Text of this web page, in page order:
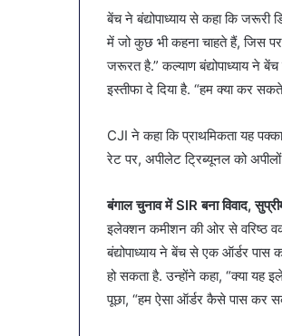
बेंच ने बंद्योपाध्याय से कहा कि
में जो कुछ भी कहना चाहते हैं, जिस
जरूरत है.” कल्याण बंद्योपाध्याय ने
इस्तीफा दे दिया है. “हम क्या कर
CJI ने कहा कि प्राथमिकता यह
रेट पर, अपीलेट ट्रिब्यूनल को
बंगाल चुनाव में SIR बना विवाद,
इलेक्शन कमीशन की ओर से वरिष्ठ
बंद्योपाध्याय ने बेंच से एक ऑर्डर
हो सकता है. उन्होंने कहा, “क्या यह
पूछा, “हम ऐसा ऑर्डर कैसे पास कर